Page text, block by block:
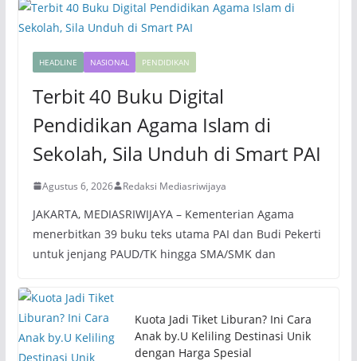
HEADLINE NASIONAL PENDIDIKAN
Terbit 40 Buku Digital
Pendidikan Agama Islam di
Sekolah, Sila Unduh di Smart PAI
Agustus 6, 2026 Redaksi Mediasriwijaya
JAKARTA, MEDIASRIWIJAYA – Kementerian Agama
menerbitkan 39 buku teks utama PAI dan Budi Pekerti
untuk jenjang PAUD/TK hingga SMA/SMK dan
Kuota Jadi Tiket Liburan? Ini Cara
Anak by.U Keliling Destinasi Unik
dengan Harga Spesial